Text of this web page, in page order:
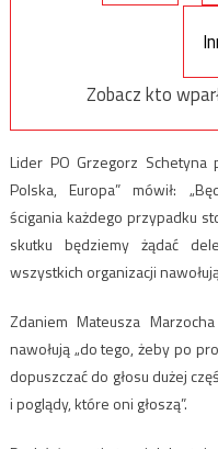
Zobacz kto
Lider PO Grzegorz Schetyna
Polska, Europa” mówił:
ścigania każdego przypadku
skutku będziemy żądać
wszystkich organizacji
Zdaniem Mateusza
nawołują „do tego, żeby po
dopuszczać do głosu dużej
i poglądy, które oni głoszą”.